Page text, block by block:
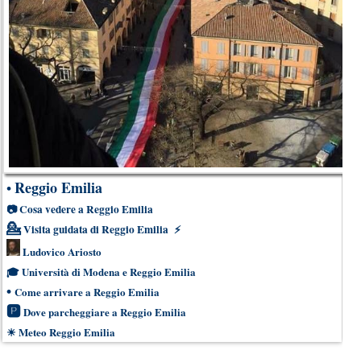
•Reggio Emilia
📷Cosa vedere a Reggio Emilia
💁 Visita guidata di Reggio Emilia ⚡
Ludovico Ariosto
🎓Università di Modena e Reggio Emilia
• Come arrivare a Reggio Emilia
🅿 Dove parcheggiare a Reggio Emilia
☀ Meteo Reggio Emilia